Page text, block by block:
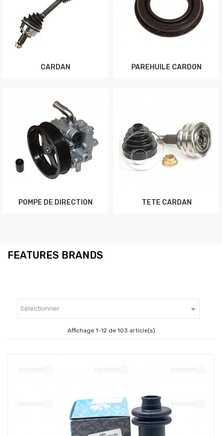
CARDAN PAREHUILE CARDON
POMPE DE DIRECTION TETE CARDAN
FEATURES BRANDS
Sélectionner 
Affichage 1-12 de 103 article(s)